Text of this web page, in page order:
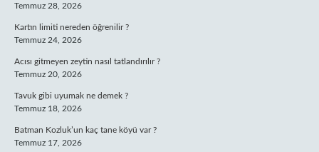
Temmuz 28, 2026
Kartın limiti nereden öğrenilir ?
Temmuz 24, 2026
Acısı gitmeyen zeytin nasıl tatlandırılır ?
Temmuz 20, 2026
Tavuk gibi uyumak ne demek ?
Temmuz 18, 2026
Batman Kozluk’un kaç tane köyü var ?
Temmuz 17, 2026